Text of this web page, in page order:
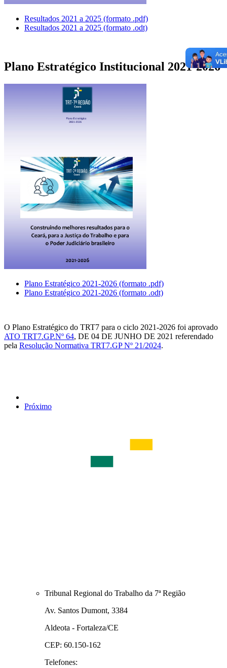
Resultados 2021 a 2025 (formato .pdf)
Resultados 2021 a 2025 (formato .odt)
Plano Estratégico Institucional 2021-2026
Plano Estratégico 2021-2026 (formato .pdf)
Plano Estratégico 2021-2026 (formato .odt)
O Plano Estratégico do TRT7 para o ciclo 2021-2026 foi aprovado
ATO TRT7.GP.Nº 64, DE 04 DE JUNHO DE 2021 referendado
pela Resolução Normativa TRT7.GP Nº 21/2024.
Próximo
Tribunal Regional do Trabalho da 7ª Região
Av. Santos Dumont, 3384
Aldeota - Fortaleza/CE
CEP: 60.150-162
Telefones: